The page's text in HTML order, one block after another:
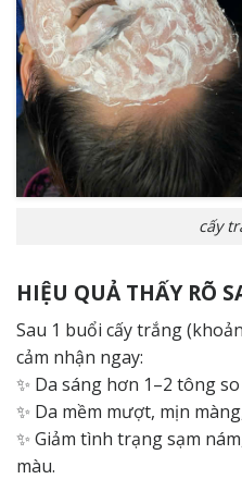
cấy
HIỆU QUẢ THẤY RÕ
Sau 1 buổi cấy trắng
cảm nhận ngay:
✨ Da sáng hơn 1–2 tông
✨ Da mềm mượt, mịn
✨ Giảm tình trạng sạm
màu.